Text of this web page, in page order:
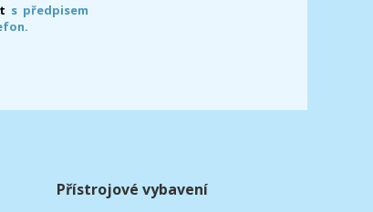
s předpisem
Přístrojové vybavení